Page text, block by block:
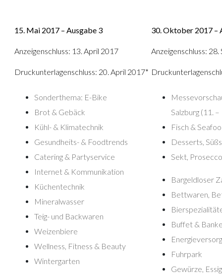
15. Mai 2017 – Ausgabe 3
Anzeigenschluss: 13. April 2017
Druckunterlagenschluss: 20. April 2017*
Sonderthema: E-Bike
Brot & Gebäck
Kühl- & Klimatechnik
Gesundheits- & Foodtrends
Catering & Partyservice
Internet & Kommunikation
Küchentechnik
Mineralwasser
Teig- und Backwaren
Weizenbiere
Wellness, Fitness & Beauty
Wintergarten
30. Oktober 2017 –
Anzeigenschluss:
Salzburg (11.
Fisch &
Desserts,
Sekt,
Bargeldloser
Bettwaren,
Buffet &
Fuhrpark
Gewürze,